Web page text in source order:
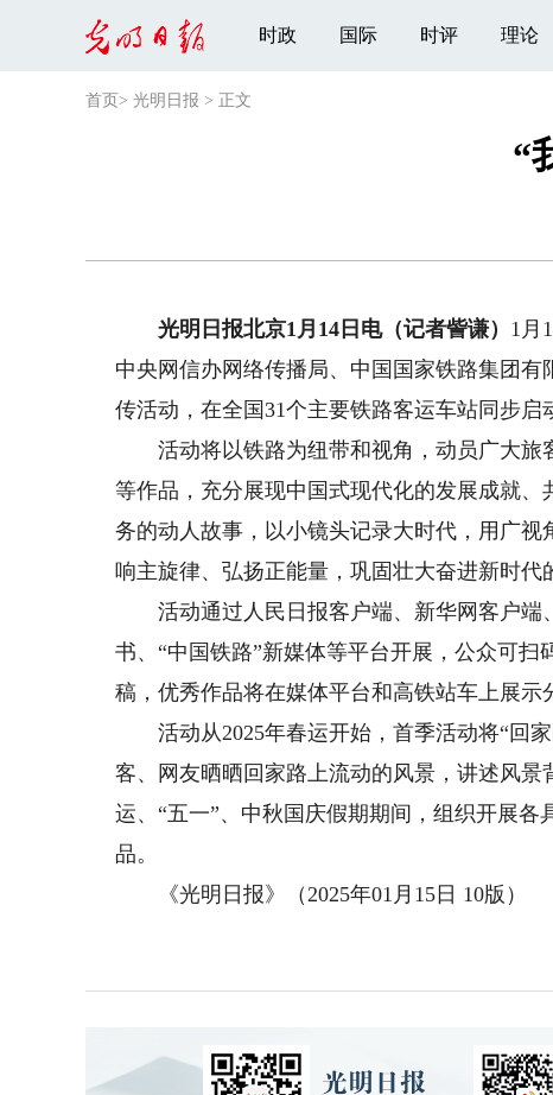
时政 国际 时评 理论
首页 > 光明日报 > 正文
“
光明日报北京1月14日电（记者訾谦） 1月
中央网信办网络传播局、中国国家铁路集团
传活动，在全国31个主要铁路客运车站同步启
活动将以铁路为纽带和视角，动员广大旅
等作品，充分展现中国式现代化的发展成就
务的动人故事，以小镜头记录大时代，用广
响主旋律、弘扬正能量，巩固壮大奋进新时代
活动通过人民日报客户端、新华网客户端
书、“中国铁路”新媒体等平台开展，公众可
稿，优秀作品将在媒体平台和高铁站车上展示
活动从2025年春运开始，首季活动将“回家
客、网友晒晒回家路上流动的风景，讲述风
运、“五一”、中秋国庆假期期间，组织开展
品。
《光明日报》（2025年01月15日 10版）